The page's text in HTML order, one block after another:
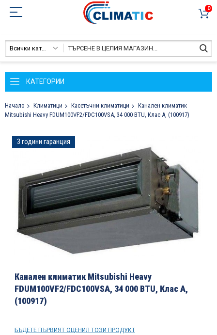
0
Всички категории
КАТЕГОРИИ
Начало Климатици Касетъчни климатици
Канален климатик
Mitsubishi Heavy FDUM100VF2/FDC100VSA, 34 000 BTU, Клас A, (100917)
Преминете
към
галерията
изображенията
3 години гаранция
към
на
галерия
със
Канален климатик Mitsubishi Heavy
FDUM100VF2/FDC100VSA, 34 000 BTU, Клас A,
(100917)
БЪДЕТЕ ПЪРВИЯТ ОЦЕНИЛ ТОЗИ ПРОДУКТ